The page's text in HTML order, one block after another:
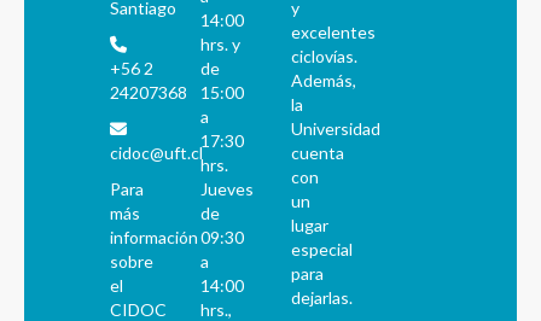
Santiago
+56 2
24207368
cidoc@uft.cl
Para
más
información
sobre
el
CIDOC
14:00
hrs. y
de
15:00
a
17:30
hrs.
Jueves
de
09:30
a
14:00
hrs.,
y
excelentes
ciclovías.
Además,
la
Universidad
cuenta
con
un
lugar
especial
para
dejarlas.